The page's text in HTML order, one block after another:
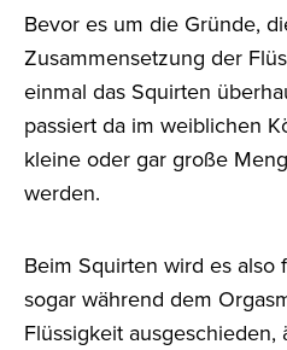
Bevor es um die Gründe,
Zusammensetzung der
einmal das Squirten
passiert da im weiblichen
kleine oder gar große
werden.
Beim Squirten wird es also
sogar während dem
Flüssigkeit